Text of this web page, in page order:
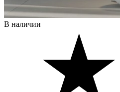
В наличии